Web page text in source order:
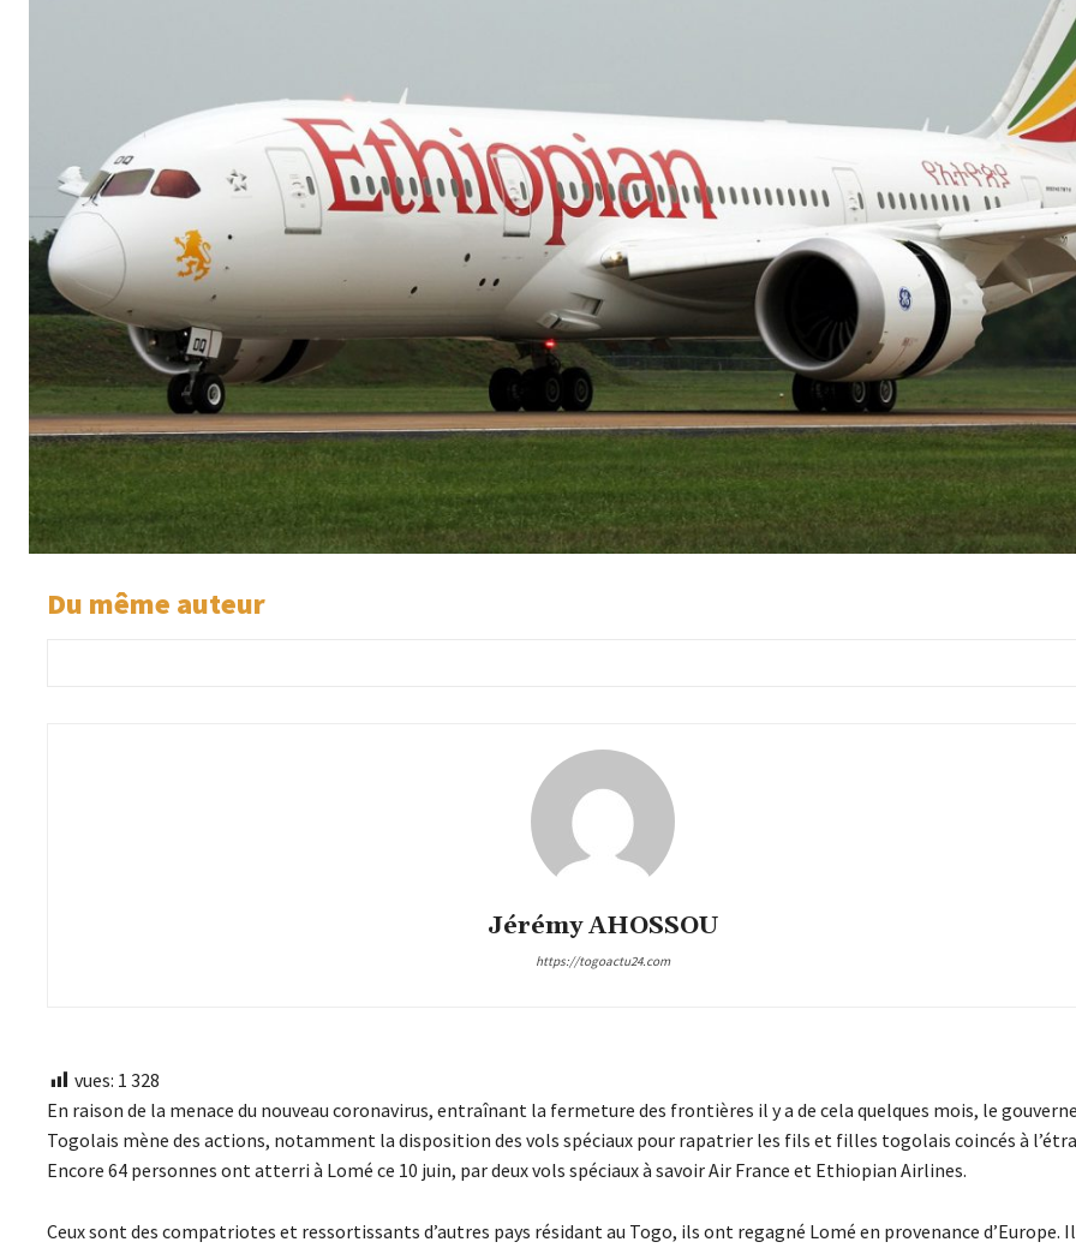
Du même auteur
Jérémy AHOSSOU
https://togoactu24.com
vues: 1 328
En raison de la menace du nouveau coronavirus, entraînant la fermeture des frontières il y a de cela quelques mois, le
Togolais mène des actions, notamment la disposition des vols spéciaux pour rapatrier les fils et filles togolais coincés à
Encore 64 personnes ont atterri à Lomé ce 10 juin, par deux vols spéciaux à savoir Air France et Ethiopian Airlines.
Ceux sont des compatriotes et ressortissants d’autres pays résidant au Togo, ils ont regagné Lomé en provenance d’Europe. Il